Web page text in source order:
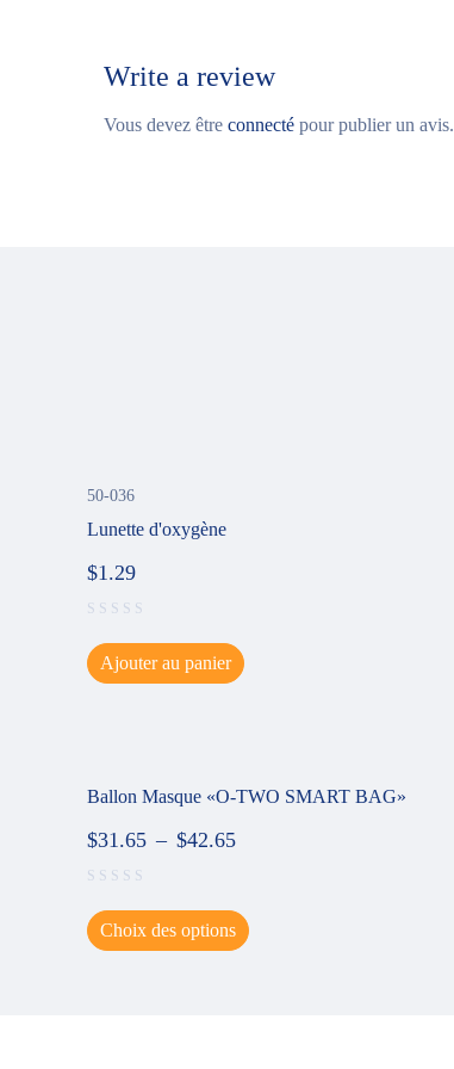
Write a review
Vous devez être connecté pour publier un avis.
50-036
Lunette d'oxygène
$1.29
Ajouter au panier
Ballon Masque «O-TWO SMART BAG»
$31.65 – $42.65
Choix des options